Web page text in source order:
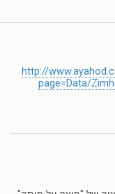
http://
page=Data/